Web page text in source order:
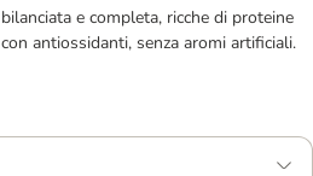
e completa, ricche di proteine
antiossidanti, senza aromi artificiali.